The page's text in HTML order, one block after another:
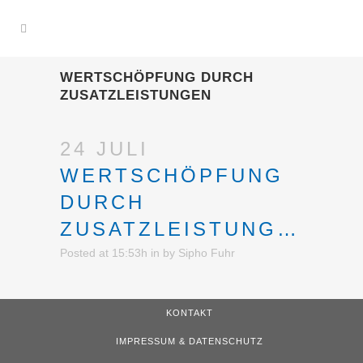
WERTSCHÖPFUNG DURCH
ZUSATZLEISTUNGEN
24 JULI
WERTSCHÖPFUNG
DURCH
ZUSATZLEISTUNGEN
Posted at 15:53h in by Sipho Fuhr
KONTAKT
IMPRESSUM & DATENSCHUTZ